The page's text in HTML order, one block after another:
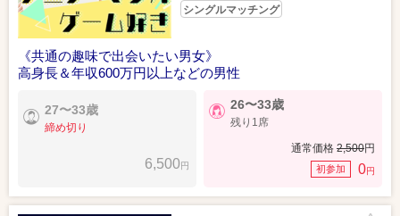
シングルマッチング
《共通の趣味で出会いたい男女》
高身長＆年収600万円以上などの男性
27〜33歳
締め切り
6,500円
26〜33歳
残り1席
通常価格 2,500円
初参加 0円